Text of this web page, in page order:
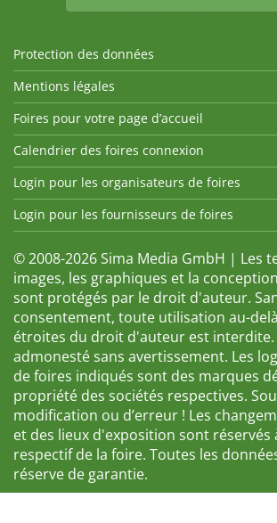
Protection des données
Mentions légales
Foires pour votre page d’accueil
Calendrier des foires connexion
Login pour les organisateurs de foires
Login pour les fournisseurs de foires
© 2008-2026 Sima Media GmbH | Les
images, les graphiques et la
sont protégés par le droit d'auteur.
consentement, toute utilisation au-
étroites du droit d'auteur est interdite.
admonesté sans avertissement. Les
de foires indiqués sont des marques
propriété des sociétés respectives.
modification ou d’erreur ! Les
et des lieux d'exposition sont réservés
respectif de la foire. Toutes les
réserve de garantie.